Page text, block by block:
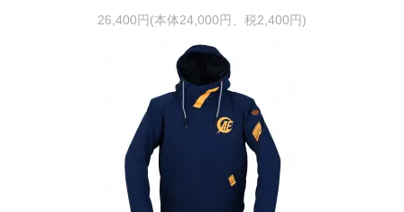
26,400円(本体24,000円、税2,400円)